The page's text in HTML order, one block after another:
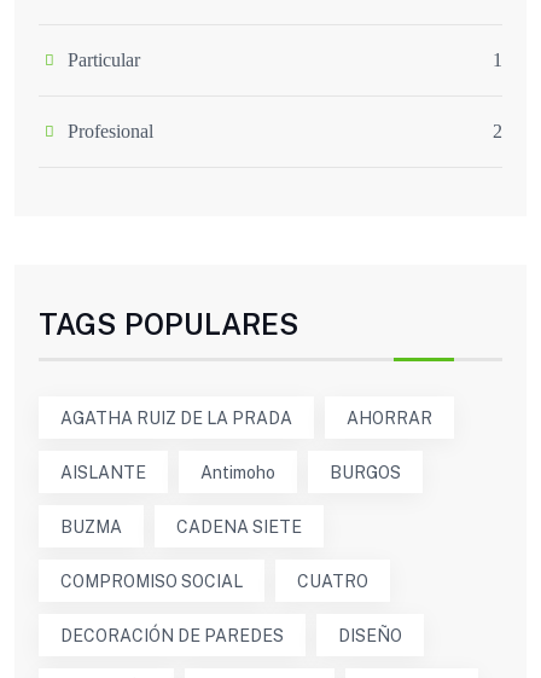
Particular 1
Profesional 2
TAGS POPULARES
AGATHA RUIZ DE LA PRADA AHORRAR
AISLANTE Antimoho BURGOS
BUZMA CADENA SIETE
COMPROMISO SOCIAL CUATRO
DECORACIÓN DE PAREDES DISEÑO